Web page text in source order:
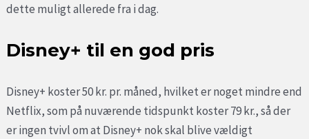
dette muligt allerede fra i dag.
Disney+ til en god pris
Disney+ koster 50 kr. pr. måned, hvilket er noget mindre end
Netflix, som på nuværende tidspunkt koster 79 kr., så der
er ingen tvivl om at Disney+ nok skal blive vældigt